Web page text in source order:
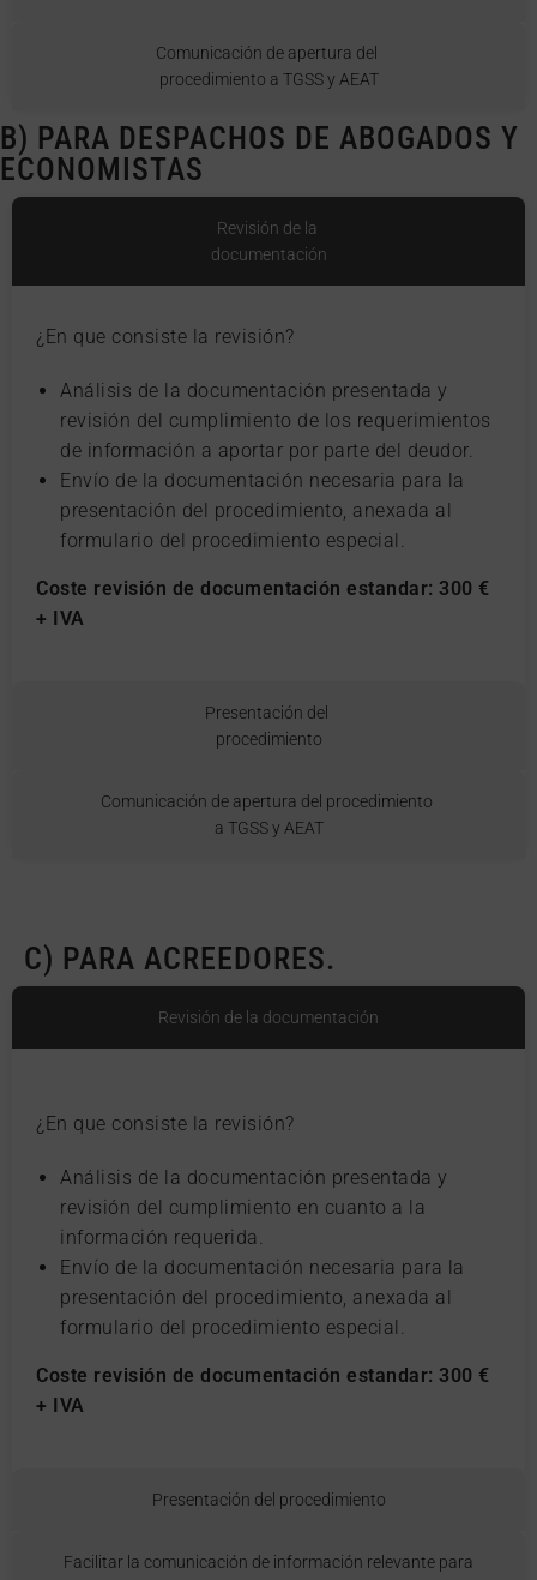
Comunicación de apertura del
procedimiento a TGSS y AEAT
B) PARA DESPACHOS DE ABOGADOS Y
ECONOMISTAS
Revisión de la
documentación
Presentación del
procedimiento
Comunicación de apertura del procedimiento
a TGSS y AEAT
¿En que consiste la revisión?
Análisis de la documentación presentada y
revisión del cumplimiento de los requerimientos
de información a aportar por parte del deudor.
Envío de la documentación necesaria para la
presentación del procedimiento, anexada al
formulario del procedimiento especial.
Coste revisión de documentación estandar: 300 €
+ IVA
C) PARA ACREEDORES.
Revisión de la documentación
Presentación del procedimiento
Facilitar la comunicación de información relevante para
¿En que consiste la revisión?
Análisis de la documentación presentada y
revisión del cumplimiento en cuanto a la
información requerida.
Envío de la documentación necesaria para la
presentación del procedimiento, anexada al
formulario del procedimiento especial.
Coste revisión de documentación estandar: 300 €
+ IVA